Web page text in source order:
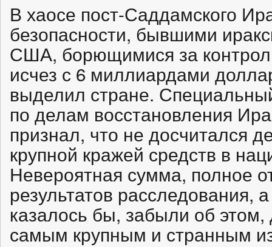
В хаосе пост-Саддамского
безопасности, бывшими
США, борющимися за
исчез с 6 миллиардами
выделил стране.
по делам восстановления
признал, что не досчитался
крупной кражей средств в
Невероятная сумма, полное
результатов расследования,
казалось бы, забыли об этом,
самым крупным и странным